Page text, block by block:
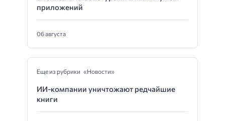
приложений
06 августа
Еще из рубрики «Новости»
ИИ-компании уничтожают редчайшие
книги